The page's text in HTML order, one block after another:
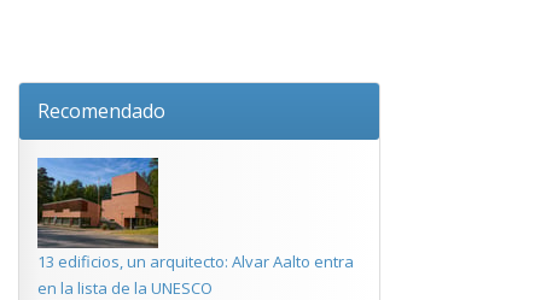
Recomendado
13 edificios, un arquitecto: Alvar Aalto entra
en la lista de la UNESCO